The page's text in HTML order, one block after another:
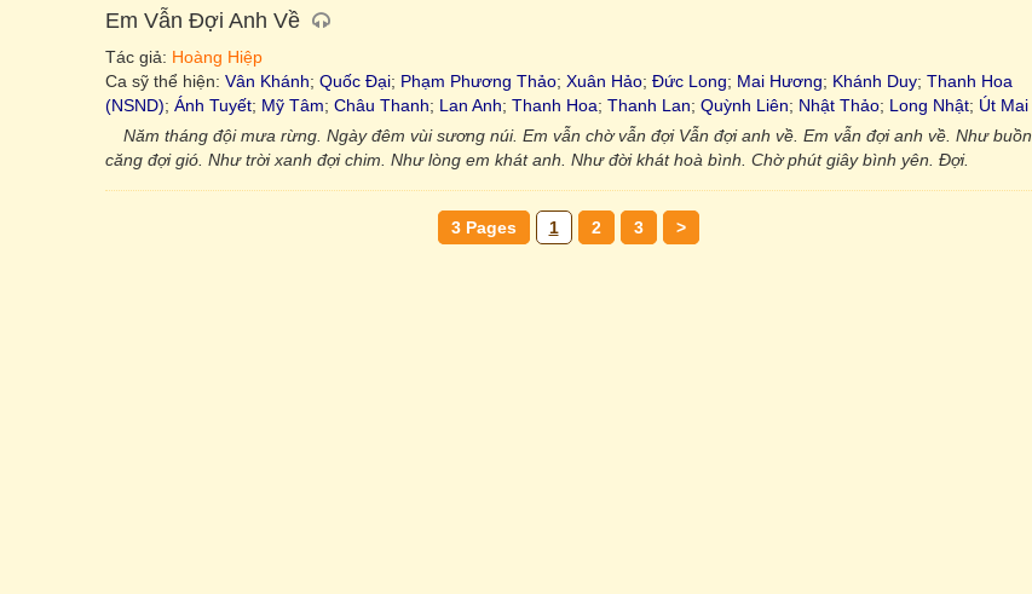
Em Vẫn Đợi Anh Về
Tác giả: Hoàng Hiệp
Ca sỹ thể hiện: Vân Khánh; Quốc Đại; Phạm Phương Thảo; Xuân Hảo; Đức Long; Mai Hương; Khánh Duy; Thanh Hoa
(NSND); Ánh Tuyết; Mỹ Tâm; Châu Thanh; Lan Anh; Thanh Hoa; Thanh Lan; Quỳnh Liên; Nhật Thảo; Long Nhật; Út Mai
Năm tháng đội mưa rừng. Ngày đêm vùi sương núi. Em vẫn chờ vẫn đợi Vẫn đợi anh về. Em vẫn đợi anh về. Như buồn
căng đợi gió. Như trời xanh đợi chim. Như lòng em khát anh. Như đời khát hoà bình. Chờ phút giây bình yên. Đợi.
3 Pages 1 2 3 >